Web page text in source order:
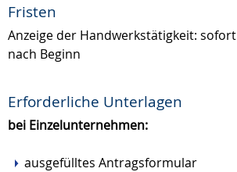
Fristen
Anzeige der Handwerkstätigkeit: sofort
nach Beginn
Erforderliche Unterlagen
bei Einzelunternehmen:
ausgefülltes Antragsformular